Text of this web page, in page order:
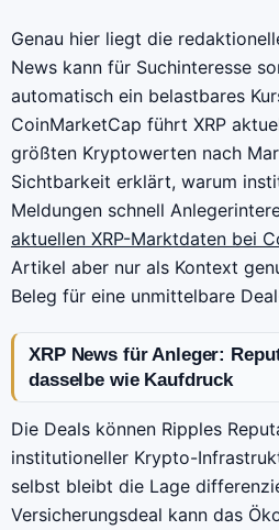
Genau hier liegt die
News kann für Suchinteresse
automatisch ein belastbares
CoinMarketCap führt XRP
größten Kryptowerten nach
Sichtbarkeit erklärt, warum
Meldungen schnell
aktuellen XRP-Marktdaten bei
Artikel aber nur als Kontext
Beleg für eine unmittelbare
XRP News für Anleger:
dasselbe wie Kaufdruck
Die Deals können Ripples
institutioneller Krypto-
selbst bleibt die Lage
Versicherungsdeal kann das